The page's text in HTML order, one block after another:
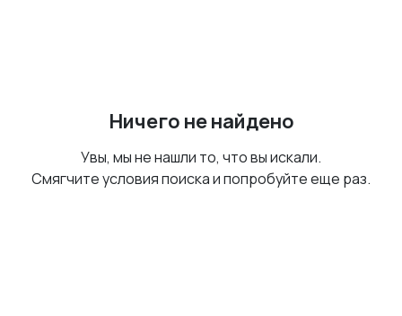
Ничего не найдено
Увы, мы не нашли то, что вы искали.
Смягчите условия поиска и попробуйте еще раз.